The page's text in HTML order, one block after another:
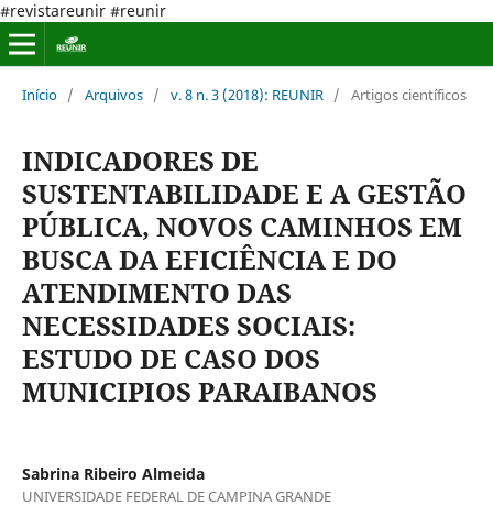
#revistareunir #reunir
Início / Arquivos / v. 8 n. 3 (2018): REUNIR / Artigos científicos
INDICADORES DE
SUSTENTABILIDADE E A GESTÃO
PÚBLICA, NOVOS CAMINHOS EM
BUSCA DA EFICIÊNCIA E DO
ATENDIMENTO DAS
NECESSIDADES SOCIAIS:
ESTUDO DE CASO DOS
MUNICIPIOS PARAIBANOS
Sabrina Ribeiro Almeida
UNIVERSIDADE FEDERAL DE CAMPINA GRANDE